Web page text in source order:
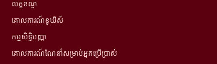
លក្ខខណ្ឌ
គោលការណ៍ខូឃីស៍
កម្មសិទ្ធិបញ្ញា
គោលការណ៍ណែនាំសម្រាប់អ្នកប្រើប្រាស់